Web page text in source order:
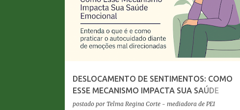
DESLOCAMENTO DE SENTIMENTOS: COMO
ESSE MECANISMO IMPACTA SUA SAÚDE
EMOCIONAL
postado por Telma Regina Corte - mediadora de PEI
+
SAÚDE EMOCIONAL